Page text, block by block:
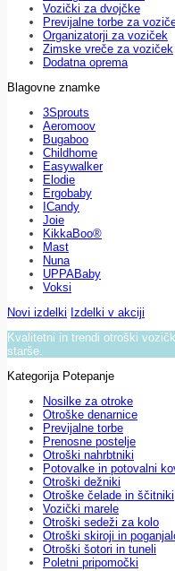
Vozički za dvojčke
Previjalne torbe za
Organizatorji za voziček
Zimske vreče za voziček
Dodatna oprema
Blagovne znamke
3Sprouts
Aeromoov
Bugaboo
Childhome
Easywalker
Elodie
Ergobaby
ICandy
Joie
KikkaBoo®
Mast
Nuna
UPPABaby
Voksi
Novi izdelki Izdelki v akciji
Kvalitetni in trendi otroški
starše.
Kategorija Potepanje
Nosilke za otroke
Otroške denarnice
Previjalne torbe
Prenosne postelje
Otroški nahrbtniki
Potovalke in potovalni
Otroški dežniki
Otroške čelade in ščitniki
Vozički marele
Otroški sedeži za kolo
Otroški skiroji in
Otroški šotori in tuneli
Poletni pripomočki